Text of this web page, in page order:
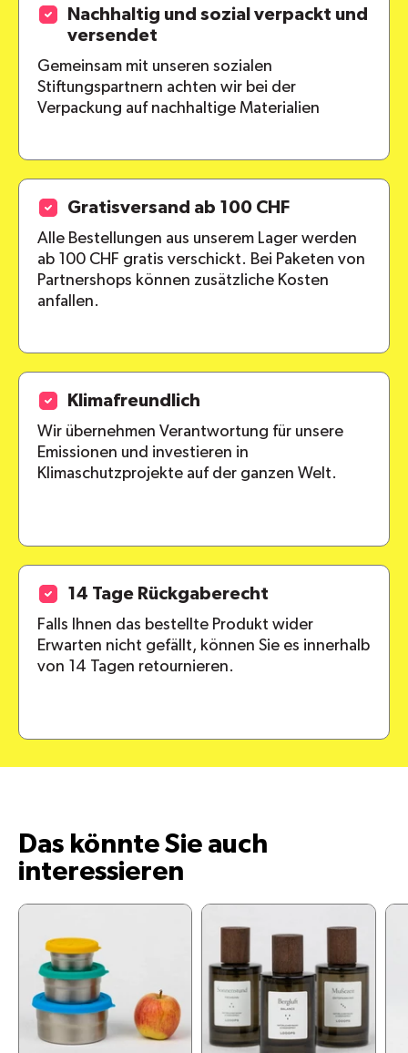
alle Pakete
Nachhaltig und sozial verpackt und
versendet
Gemeinsam mit unseren sozialen
Stiftungspartnern achten wir bei der
Verpackung auf nachhaltige Materialien
Gratisversand ab 100 CHF
Alle Bestellungen aus unserem Lager werden
ab 100 CHF gratis verschickt. Bei Paketen von
Partnershops können zusätzliche Kosten
anfallen.
Klimafreundlich
Wir übernehmen Verantwortung für unsere
Emissionen und investieren in
Klimaschutzprojekte auf der ganzen Welt.
14 Tage Rückgaberecht
Falls Ihnen das bestellte Produkt wider
Erwarten nicht gefällt, können Sie es innerhalb
von 14 Tagen retournieren.
Das könnte Sie auch
interessieren